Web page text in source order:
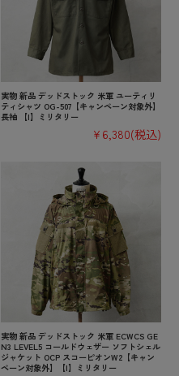
実物 新品 デッドストック 米軍 ユーティリ
ティシャツ OG-507【キャンペーン対象外】
長袖 【I】ミリタリー
¥6,380(税込)
実物 新品 デッドストック 米軍 ECWCS GE
N3 LEVEL5 コールドウェザー ソフトシェル
ジャケット OCP スコーピオンW2【キャン
ペーン対象外】【I】ミリタリー